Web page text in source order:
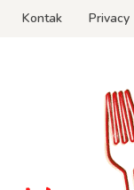
Kontak Privacy